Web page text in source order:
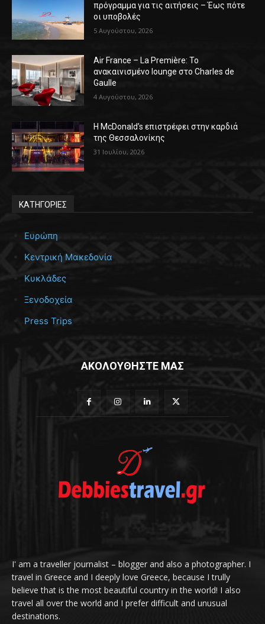
πρόγραμμα για τις αιτήσεις – Έως πότε
οι υποβολές
5 Αυγούστου, 2026
Air France – La Première: Το
ανακαινισμένο lounge στο Charles de
Gaulle
4 Αυγούστου, 2026
Η McDonald’s επιστρέφει στην καρδιά
της Θεσσαλονίκης
31 Ιουλίου, 2026
ΚΑΤΗΓΟΡΙΕΣ
Ευρώπη
Κεντρική Μακεδονία
Κυκλάδες
Ξενοδοχεία
Press Trips
ΑΚΟΛΟΥΘΗΣΤΕ ΜΑΣ
I' am a traveller journalist – blogger and also a photographer. I
travel in Greece and I deeply love Greece, because I trully
believe that is the most beautiful country in the world! I also
travel all over the world and I prefer difficult and unusual
destinations.